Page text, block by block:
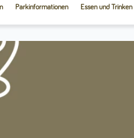
Parkinformationen Essen und Trinken